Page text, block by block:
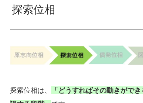
探索位相
探索位相は、
「どうすればその動きがで